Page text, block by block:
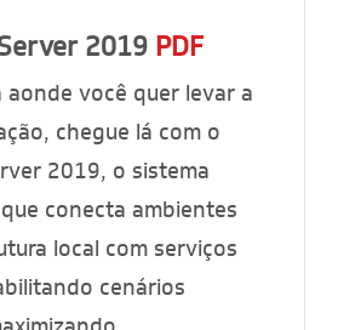
2019 PDF
aonde você quer levar a
chegue lá com o
2019, o sistema
conecta ambientes
local com serviços
cenários